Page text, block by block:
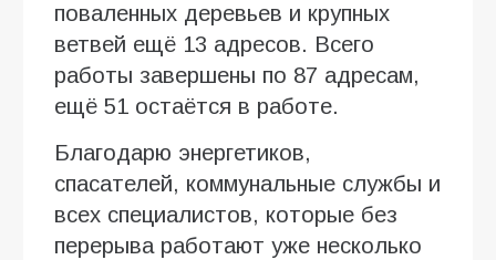
поваленных деревьев и крупных
ветвей ещё 13 адресов. Всего
работы завершены по 87 адресам,
ещё 51 остаётся в работе.
Благодарю энергетиков,
спасателей, коммунальные службы и
всех специалистов, которые без
перерыва работают уже несколько